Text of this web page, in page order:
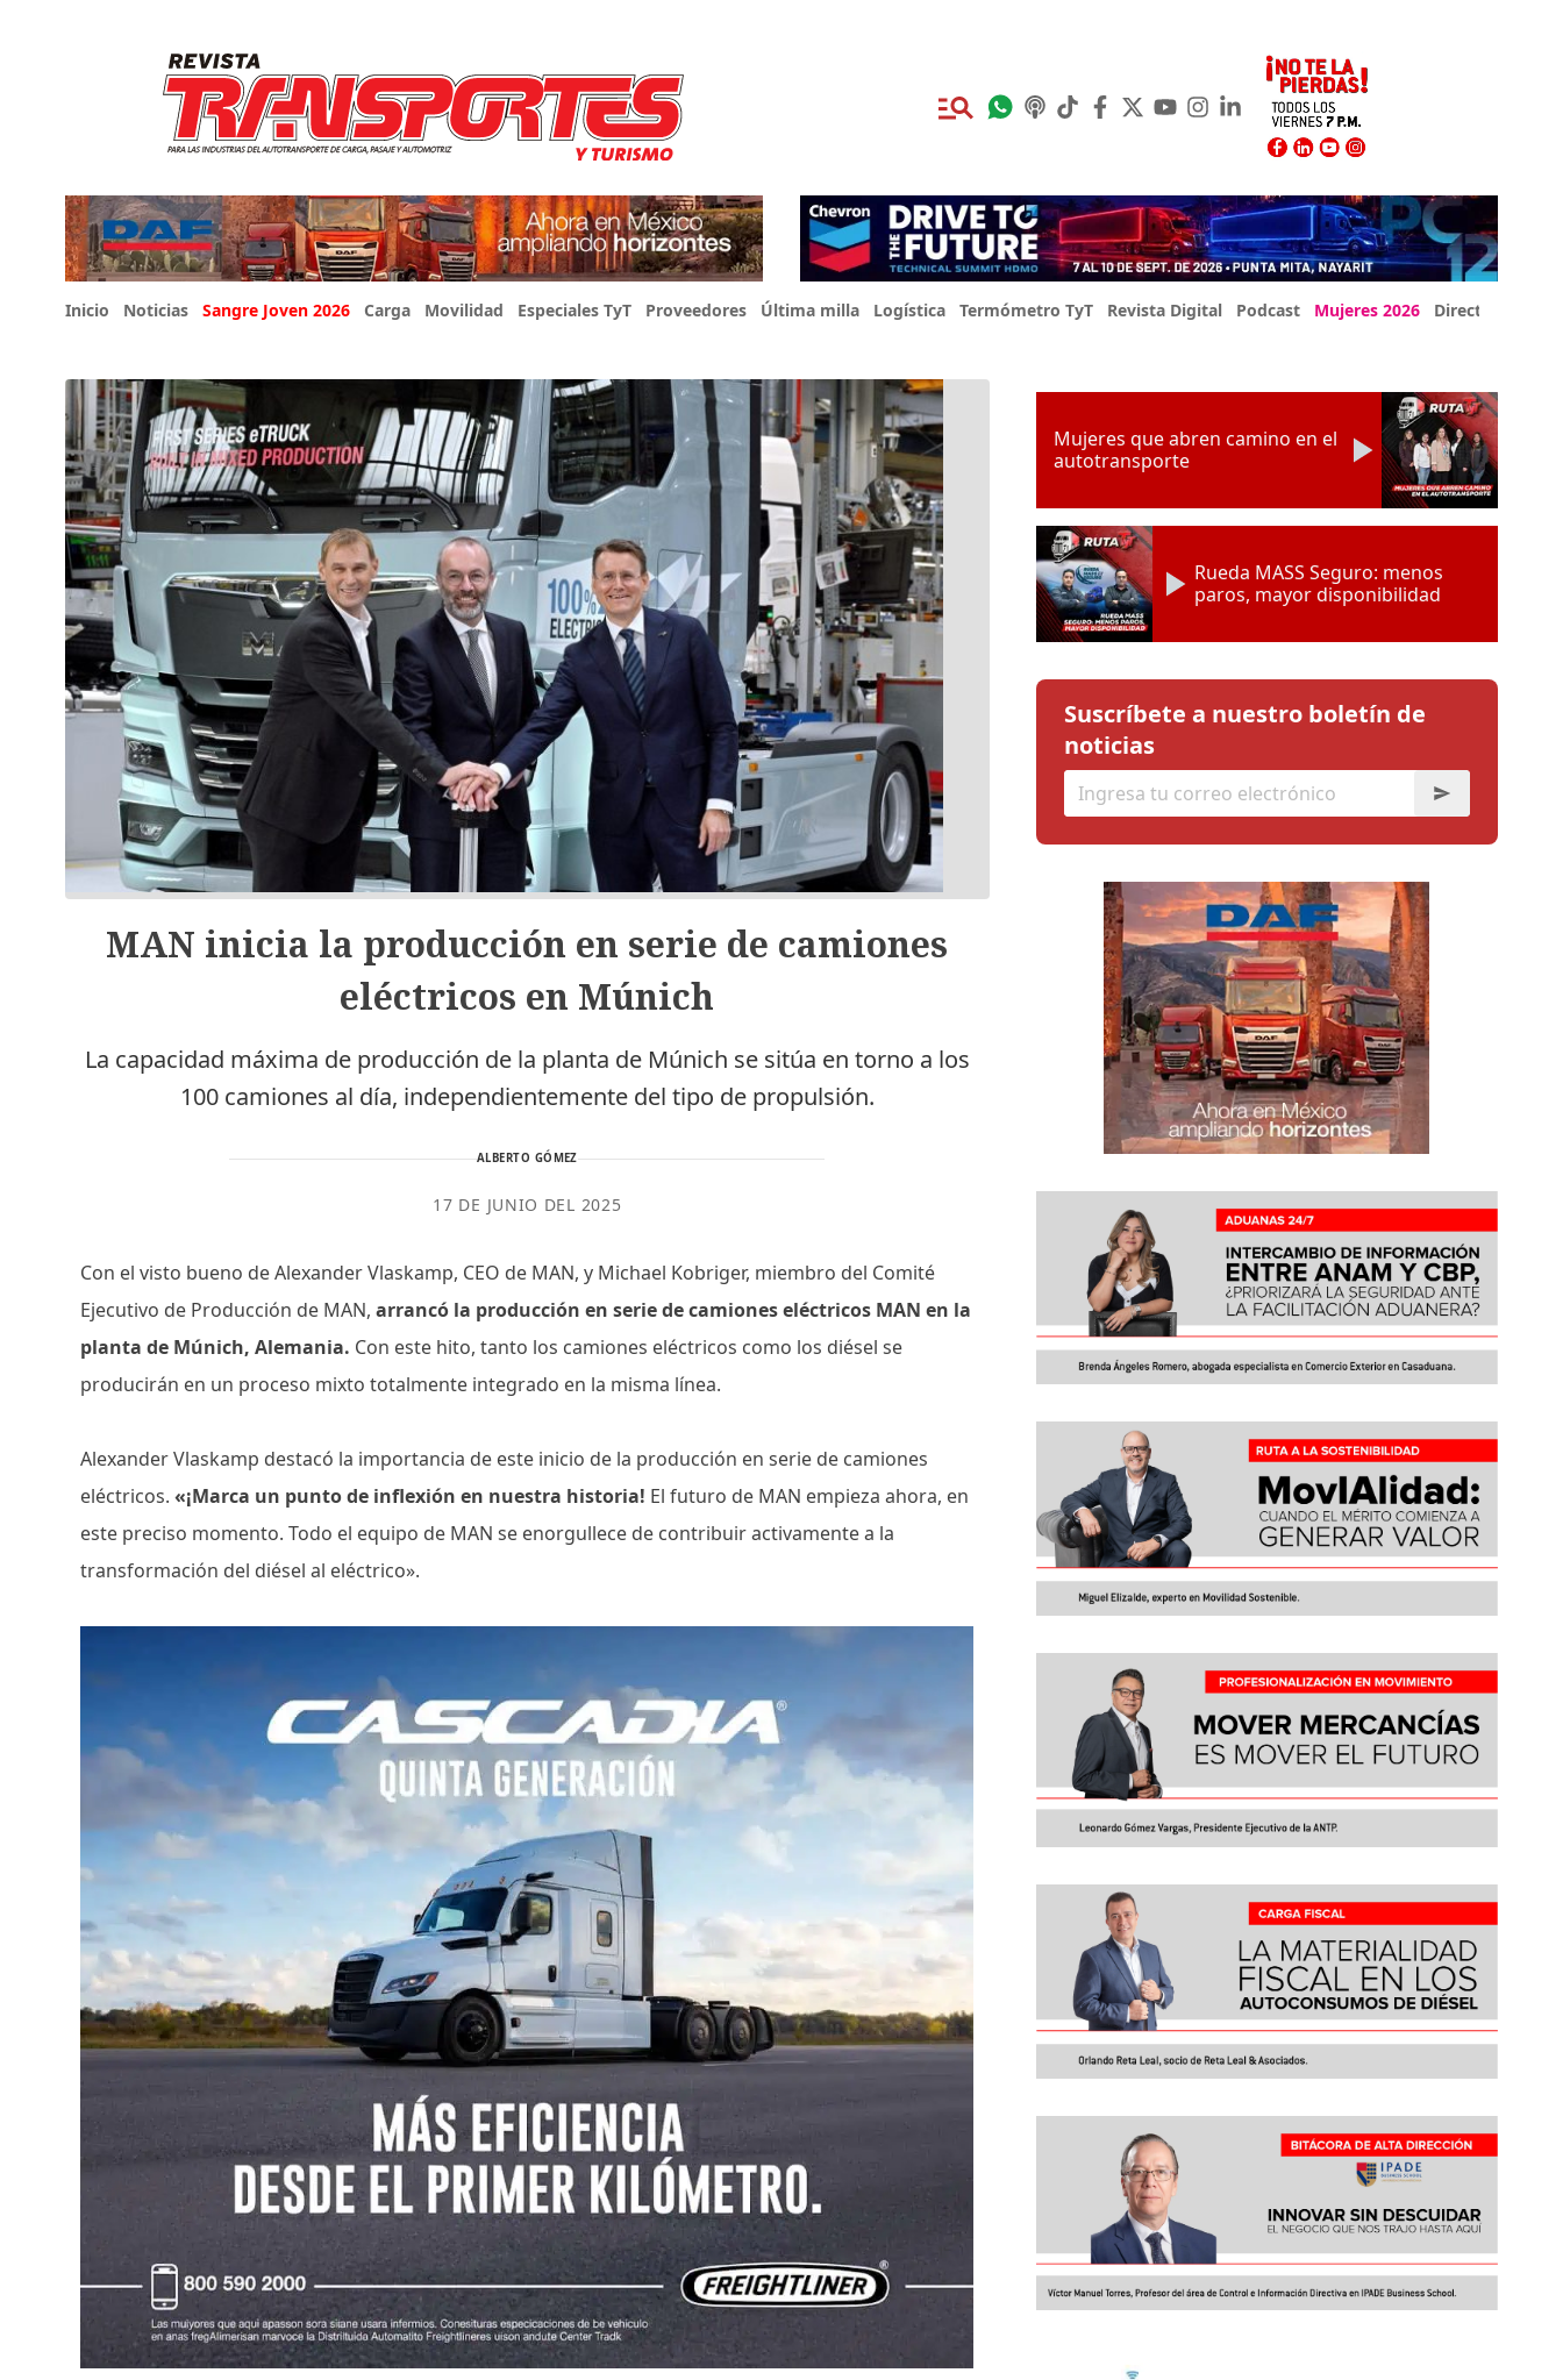
Inicio Noticias Sangre Joven 2026 Carga Movilidad Especiales TyT Proveedores Última milla Logística Termómetro TyT Revista Digital Podcast Mujeres 2026 Directorio Expo
MAN inicia la producción en serie de camiones
eléctricos en Múnich
La capacidad máxima de producción de la planta de Múnich se sitúa en torno a los
100 camiones al día, independientemente del tipo de propulsión.
ALBERTO GÓMEZ
17 DE JUNIO DEL 2025
Con el visto bueno de Alexander Vlaskamp, ​​CEO de MAN, y Michael Kobriger, miembro del Comité
Ejecutivo de Producción de MAN, arrancó la producción en serie de camiones eléctricos MAN en la
planta de Múnich, Alemania. Con este hito, tanto los camiones eléctricos como los diésel se
producirán en un proceso mixto totalmente integrado en la misma línea.
Alexander Vlaskamp destacó la importancia de este inicio de la producción en serie de camiones
eléctricos.«¡Marca un punto de inflexión en nuestra historia! El futuro de MAN empieza ahora, en
este preciso momento. Todo el equipo de MAN se enorgullece de contribuir activamente a la
transformación del diésel al eléctrico».
Mujeres que abren camino en el
autotransporte
Rueda MASS Seguro: menos
paros, mayor disponibilidad
Suscríbete a nuestro boletín de
noticias